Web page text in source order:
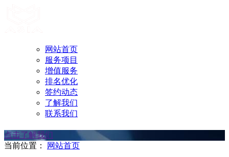
网站首页
服务项目
增值服务
排名优化
签约动态
了解我们
联系我们
点击了解我们
当前位置：
网站首页